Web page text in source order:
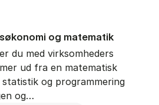
og ma­te­ma­tik
du med virksomheders
ud fra en matematisk
og programmering
og…